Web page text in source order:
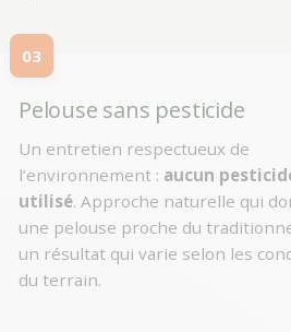
03
Pelouse sans pesticide
Un entretien respectueux de
l’environnement : aucun
utilisé. Approche naturelle qui
une pelouse proche du
un résultat qui varie selon les
du terrain.